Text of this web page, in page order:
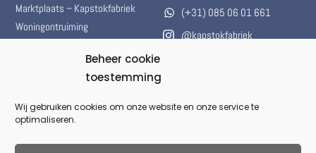
Beheer cookie
toestemming
Wij gebruiken cookies om onze website en onze service te
optimaliseren.
Marktplaats – Kapstokfabriek
Woningontruiming
(+31) 085 06 01 661
@kapstokfabriek